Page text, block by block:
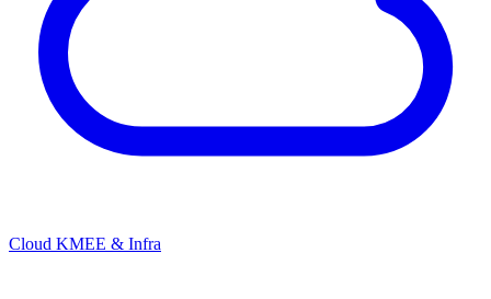
Cloud KMEE & Infra